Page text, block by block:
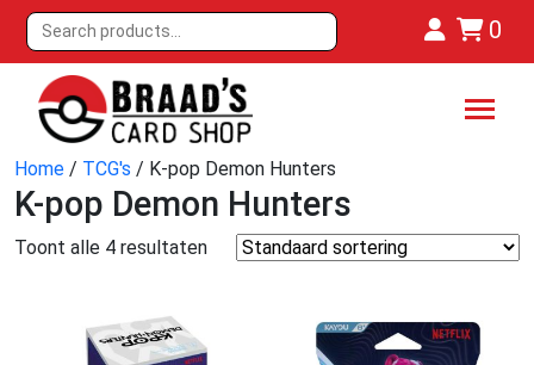
0
Home / TCG's / K-pop Demon Hunters
K-pop Demon Hunters
Toont alle 4 resultaten